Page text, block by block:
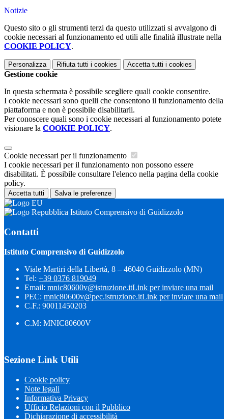
Notizie
Questo sito o gli strumenti terzi da questo utilizzati si avvalgono di
cookie necessari al funzionamento ed utili alle finalità illustrate nella
COOKIE POLICY.
Personalizza Rifiuta tutti i cookies Accetta tutti i cookies
Gestione cookie
In questa schermata è possibile scegliere quali cookie consentire.
I cookie necessari sono quelli che consentono il funzionamento della
piattaforma e non è possibile disabilitarli.
Per conoscere quali sono i cookie necessari al funzionamento potete
visionare la COOKIE POLICY.
Cookie necessari per il funzionamento
I cookie necessari per il funzionamento non possono essere
disabilitati. È possibile consultare l'elenco nella pagina della cookie
policy.
Accetta tutti Salva le preferenze
Istituto Comprensivo di Guidizzolo
Contatti
Istituto Comprensivo di Guidizzolo
Viale Martiri della Libertà, 8 – 46040 Guidizzolo (MN)
Tel: +39 0376 819049
Email: mnic80600v@istruzione.itLink per inviare una mail
PEC: mnic80600v@pec.istruzione.itLink per inviare una mail
C.F.: 90011450203
C.M: MNIC80600V
Sezione Link Utili
Cookie policy
Note legali
Informativa Privacy
Ufficio Relazioni con il Pubblico
Dichiarazione di accessibilità